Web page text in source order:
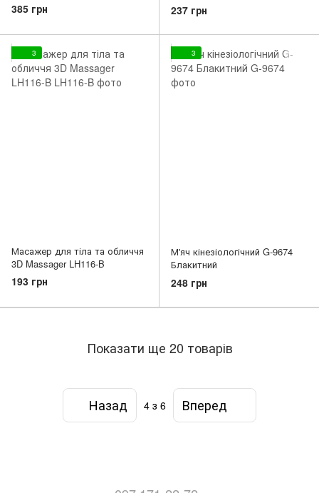
385 грн 237 грн
3
Масажер для тіла та обличчя
3D Massager LH116-B
193 грн
3
М'яч кінезіологічний G-9674
Блакитний
248 грн
Показати ще 20 товарів
Назад 4 з 6 Вперед